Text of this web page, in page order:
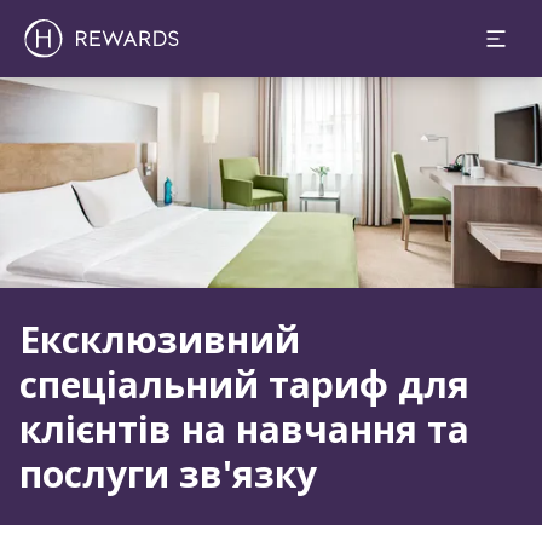
Слайд 1 з 1
Ексклюзивний
спеціальний тариф для
клієнтів на навчання та
послуги зв'язку